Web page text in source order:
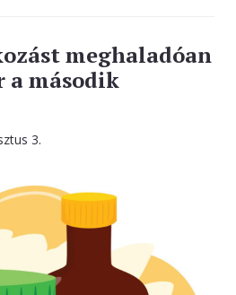
meghaladóan
a második
3.